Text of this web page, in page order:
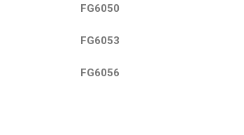
FG6050
FG6053
FG6056